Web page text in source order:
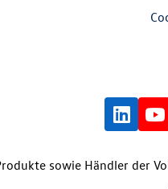
sowie Händler der